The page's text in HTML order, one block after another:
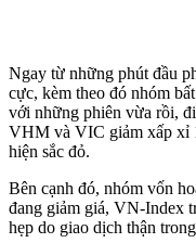
Ngay từ những phút đầu
cực, kèm theo đó nhóm
với những phiên vừa rồi,
VHM và VIC giảm xấp xỉ
hiện sắc đỏ.
Bên cạnh đó, nhóm vốn
đang giảm giá, VN-Index
hẹp do giao dịch thận